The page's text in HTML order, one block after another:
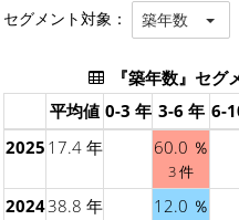
セグメント対象： 築年数
『築年数』セグ
平均値 0-3 年 3-6 年 6-
2025 17.4 年 60.0 ％
3 件
202438.8 年 12.0 ％